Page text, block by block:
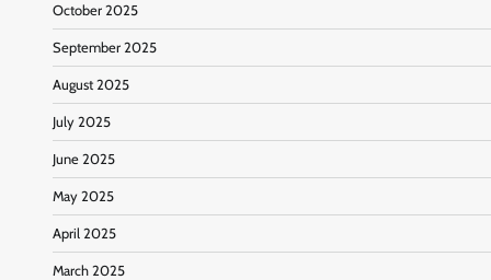
October 2025
September 2025
August 2025
July 2025
June 2025
May 2025
April 2025
March 2025